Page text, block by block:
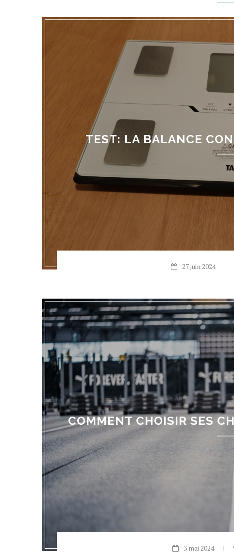
TEST: LA BALANCE
27 juin 2024
COMMENT CHOISIR SES
3 mai 2024